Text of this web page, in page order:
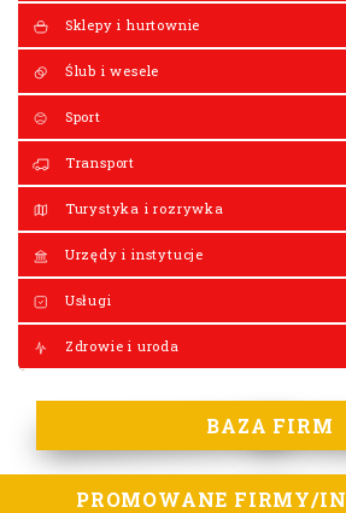
Sklepy i hurtownie
Ślub i wesele
Sport
Transport
Turystyka i rozrywka
Urzędy i instytucje
Usługi
Zdrowie i uroda
BAZA FIRM
PROMOWANE FIRMY/